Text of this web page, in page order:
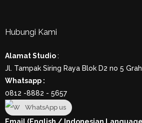
Hubungi Kami
Alamat Studio:
Jl. Tampak Siring Raya Blok D2 no 5
Whatsapp :
0812 -8882 - 5657
WhatsApp us